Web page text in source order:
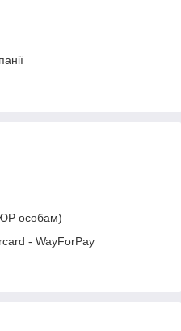
особам)
- WayForPay